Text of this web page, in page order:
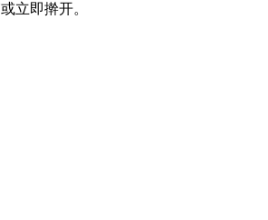
立即擀开。